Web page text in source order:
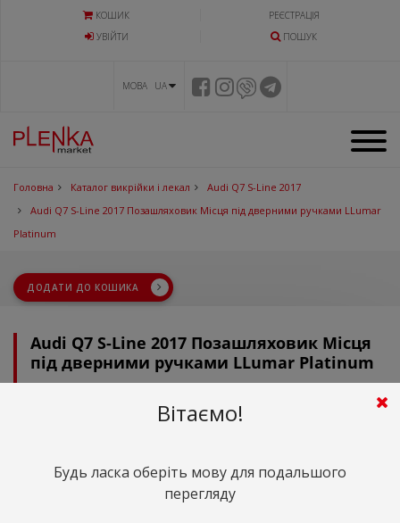
КОШИК
РЕЄСТРАЦІЯ
УВIЙТИ
ПОШУК
МОВА UA
Головна Каталог викрійки і лекал
Audi Q7 S-Line 2017
Audi Q7 S-Line 2017 Позашляховик Місця під дверними ручками LLumar
Platinum
ДОДАТИ ДО КОШИКА
Audi Q7 S-Line 2017 Позашляховик Місця
під дверними ручками LLumar Platinum
грн.($6.02)
Вітаємо!
Будь ласка оберіть мову для подальшого
перегляду